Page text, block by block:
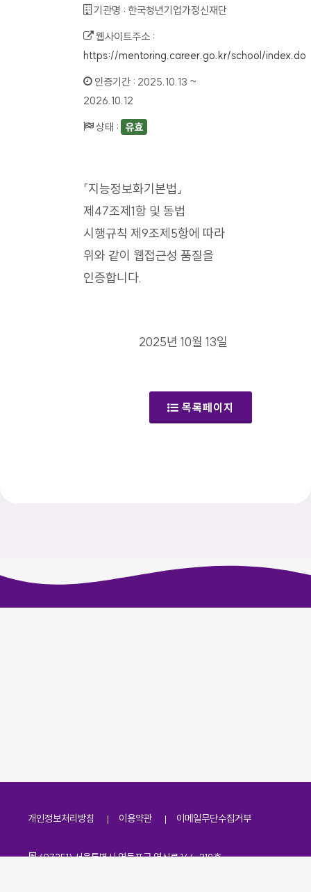
기관명 : 한국청년기업가정신재단
웹사이트주소 :
https://mentoring.career.go.kr/school/index.do
인증기간 : 2025.10.13 ~
2026.10.12
상태 : 유효
「지능정보화기본법」
제47조제1항 및 동법
시행규칙 제9조제5항에 따라
위와 같이 웹접근성 품질을
인증합니다.
2025년 10월 13일
목록페이지
개인정보처리방침 이용약관 이메일무단수집거부
주소
(07251) 서울특별시 영등포구 영신로 166, 319호